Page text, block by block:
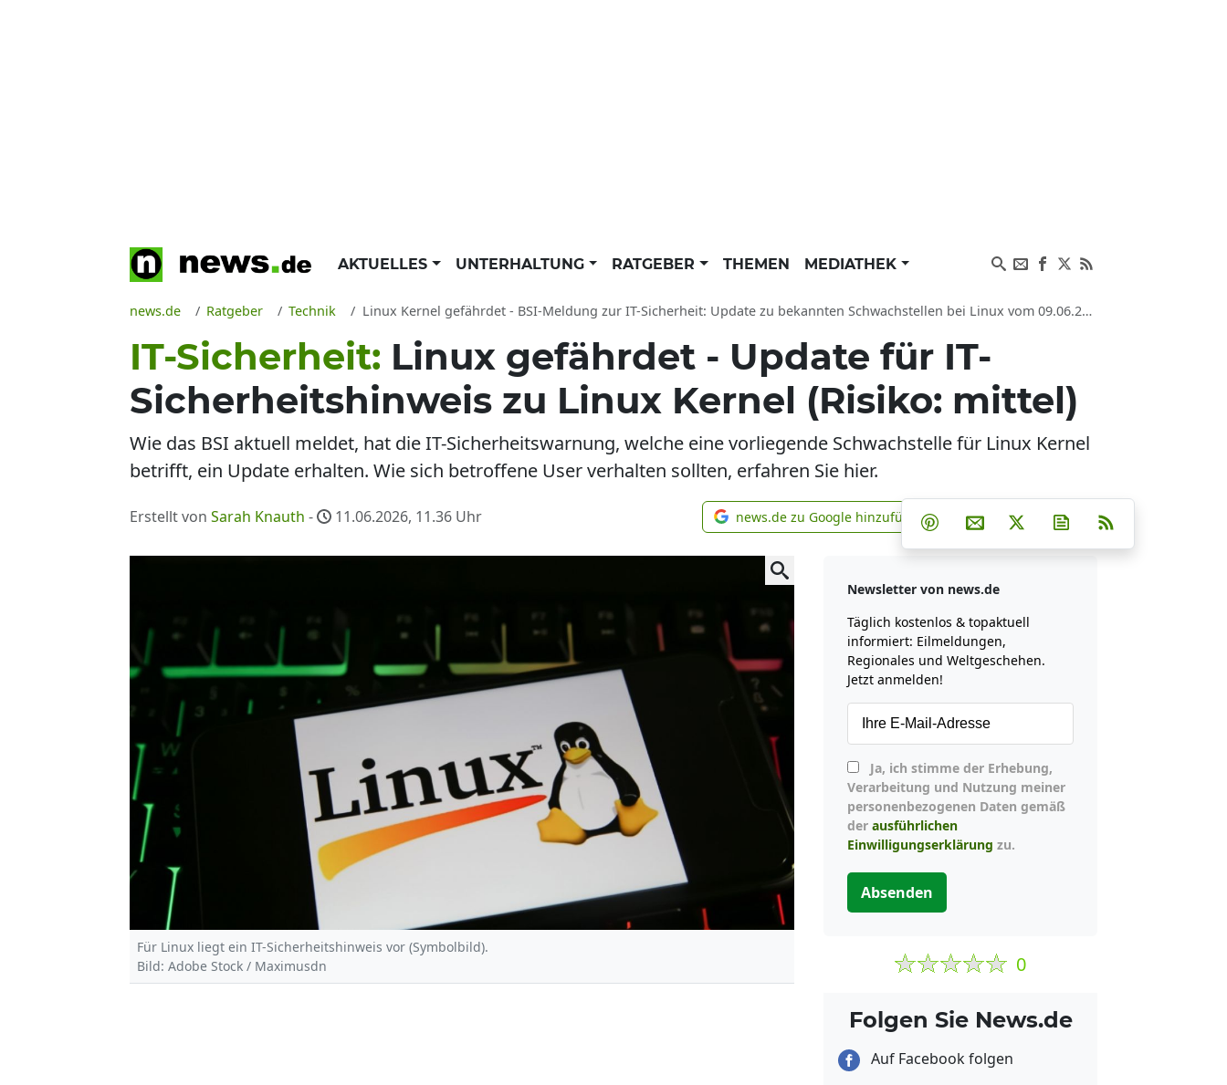
AKTUELLES UNTERHALTUNG RATGEBER THEMEN MEDIATHEK
news.de Ratgeber Technik Linux Kernel gefährdet - BSI-Meldung zur IT-Sicherheit: Update zu bekannten Schwachstellen bei Linux vom 09.06.2026
IT-Sicherheit: Linux gefährdet - Update für IT-
Sicherheitshinweis zu Linux Kernel (Risiko: mittel)
Wie das BSI aktuell meldet, hat die IT-Sicherheitswarnung, welche eine vorliegende Schwachstelle für Linux Kernel
betrifft, ein Update erhalten. Wie sich betroffene User verhalten sollten, erfahren Sie hier.
Erstellt von Sarah Knauth - 11.06.2026, 11.36 Uhr news.de zu Google hinzufügen
news.de zu Google hinzufügen Teilen auf Facebook
Teilen auf Whatsapp
Teilen auf Telegram
Teilen auf Pinterest
Per E-Mail teilen
Post auf XNewsletter
Für Linux liegt ein IT-Sicherheitshinweis vor (Symbolbild).
Bild: Adobe Stock / Maximusdn
Newsletter von news.de
Täglich kostenlos & topaktuell
informiert: Eilmeldungen,
Regionales und Weltgeschehen.
Jetzt anmelden!
Verarbeitung und Nutzung meiner
personenbezogenen Daten gemäß
der ausführlichen
Einwilligungserklärung zu.
Absenden
0
Folgen Sie News.de
Auf Facebook folgen